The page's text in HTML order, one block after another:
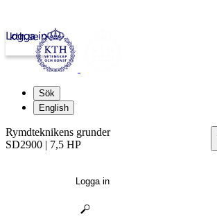
kth.se
Logga in
Sök
English
Rymdteknikens grunder
SD2900 | 7,5 HP
Logga in